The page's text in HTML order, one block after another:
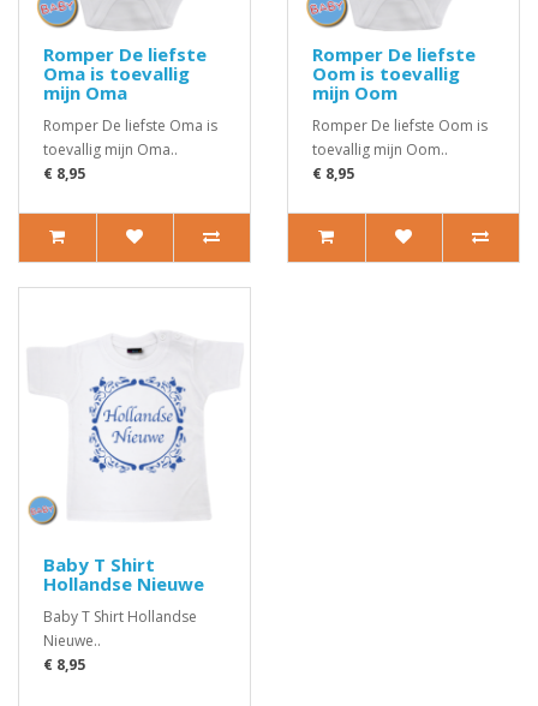
Romper De liefste
Oma is toevallig
mijn Oma
Romper De liefste Oma is
toevallig mijn Oma..
€ 8,95
Romper De liefste
Oom is toevallig
mijn Oom
Romper De liefste Oom is
toevallig mijn Oom..
€ 8,95
Baby T Shirt
Hollandse Nieuwe
Baby T Shirt Hollandse
Nieuwe..
€ 8,95